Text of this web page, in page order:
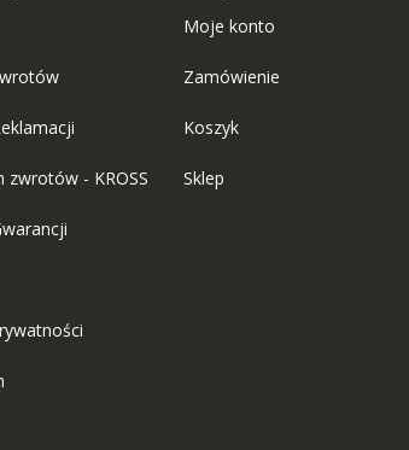
zwrotów - KROSS
Moje konto
Zamówienie
Koszyk
Sklep